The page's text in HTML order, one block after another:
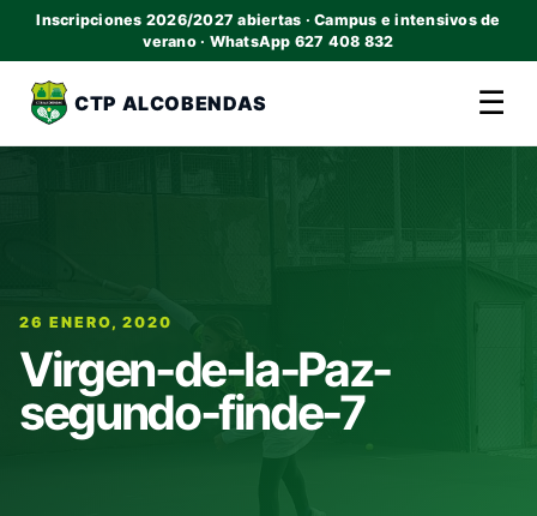
Inscripciones 2026/2027 abiertas · Campus e intensivos de
verano · WhatsApp 627 408 832
CTP ALCOBENDAS ☰
26 ENERO, 2020
Virgen-de-la-Paz-
segundo-finde-7